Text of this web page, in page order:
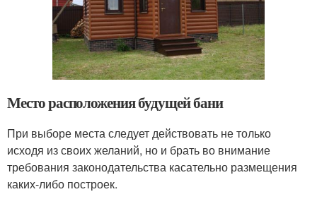
Место расположения будущей бани
При выборе места следует действовать не только
исходя из своих желаний, но и брать во внимание
требования законодательства касательно размещения
каких-либо построек.